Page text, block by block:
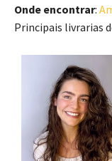
Onde encontrar:
Principais livrarias